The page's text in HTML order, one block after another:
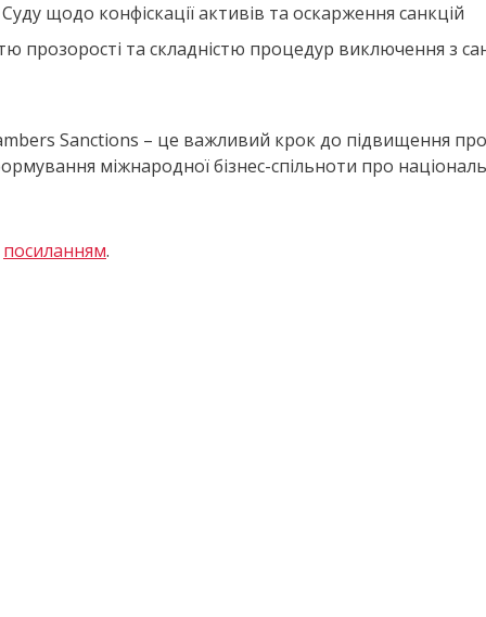
щодо конфіскації активів та оскарження санкцій
прозорості та складністю процедур виключення з
Sanctions – це важливий крок до підвищення
міжнародної бізнес-спільноти про
посиланням.